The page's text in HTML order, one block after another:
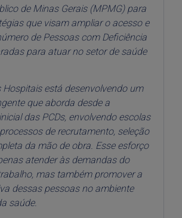
de Minas Gerais (MPMG) para
que visam ampliar o acesso e
de Pessoas com Deficiência
para atuar no setor de saúde
Hospitais está desenvolvendo um
que aborda desde a
das PCDs, envolvendo escolas
de recrutamento, seleção
da mão de obra. Esse esforço
atender às demandas do
mas também promover a
dessas pessoas no ambiente
saúde.